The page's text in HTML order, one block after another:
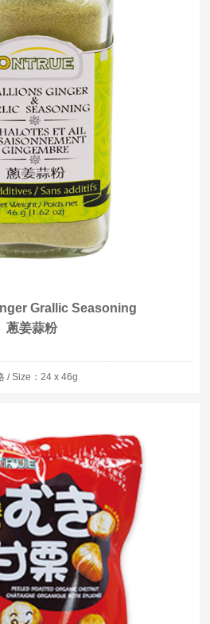
Grallic Seasoning
蔥姜蒜粉
/ Size：24 x 46g